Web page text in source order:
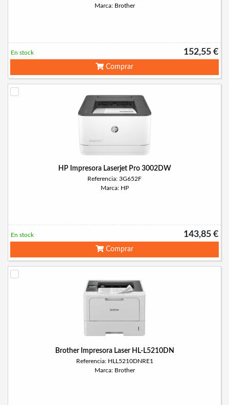
Marca: Brother
152,55 €
En stock
Comprar
HP Impresora Laserjet Pro 3002DW
Referencia: 3G652F
Marca: HP
143,85 €
En stock
Comprar
Brother Impresora Laser HL-L5210DN
Referencia: HLL5210DNRE1
Marca: Brother